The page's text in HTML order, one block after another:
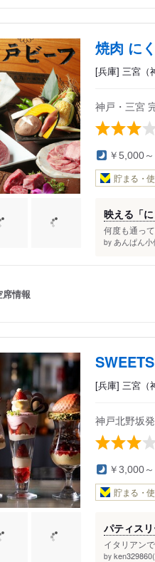
焼肉 に
[兵庫] 三宮（
神戸・三宮
￥5,000
貯まる・
映える「に
何度も通っ
by あんぱん
席情報
[兵庫] 三宮（
神戸北野坂
￥3,000
貯まる・
パティス
イタリアン
by